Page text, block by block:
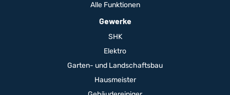
Alle Funktionen
Gewerke
SHK
Elektro
Garten- und Landschaftsbau
Hausmeister